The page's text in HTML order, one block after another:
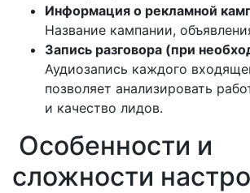
Информация о рекламной
Название кампании,
Запись разговора (при
Аудиозапись каждого
позволяет анализировать
и качество лидов.
Особенности и
сложности